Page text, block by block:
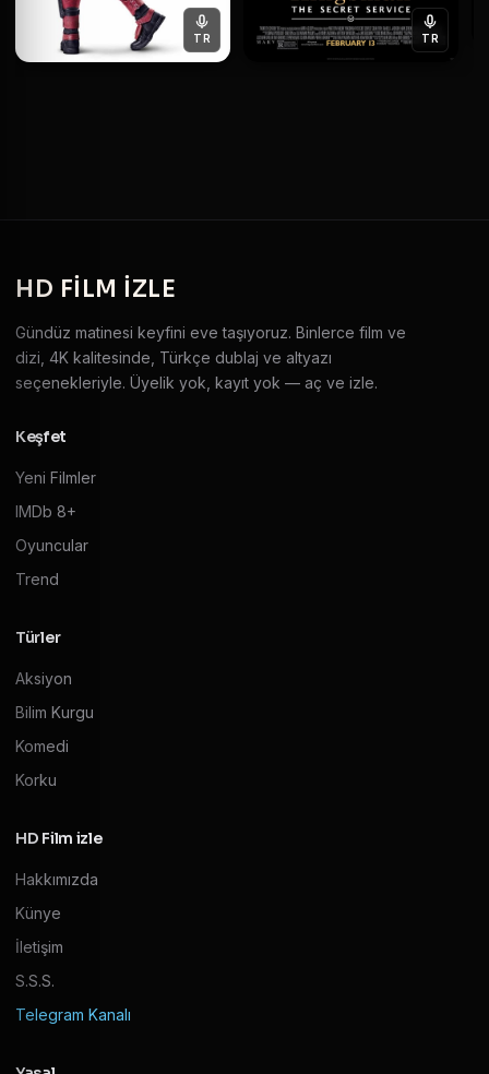
TR TR
HD FILM IZLE
Gündüz matinesi keyfini eve taşıyoruz. Binlerce film ve
dizi, 4K kalitesinde, Türkçe dublaj ve altyazı
seçenekleriyle. Üyelik yok, kayıt yok — aç ve izle.
Keşfet
Yeni Filmler
IMDb 8+
Oyuncular
Trend
Türler
Aksiyon
Bilim Kurgu
Komedi
Korku
HD Film izle
Hakkımızda
Künye
İletişim
S.S.S.
Telegram Kanalı